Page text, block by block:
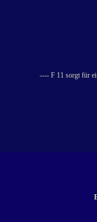
---- F 11 sorgt für